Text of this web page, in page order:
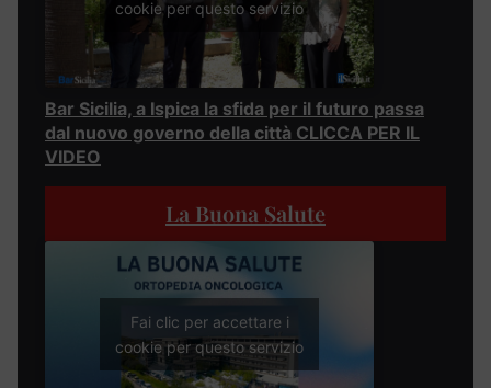
cookie per questo servizio
Bar Sicilia, a Ispica la sfida per il futuro passa
dal nuovo governo della città CLICCA PER IL
VIDEO
La Buona Salute
Fai clic per accettare i
cookie per questo servizio